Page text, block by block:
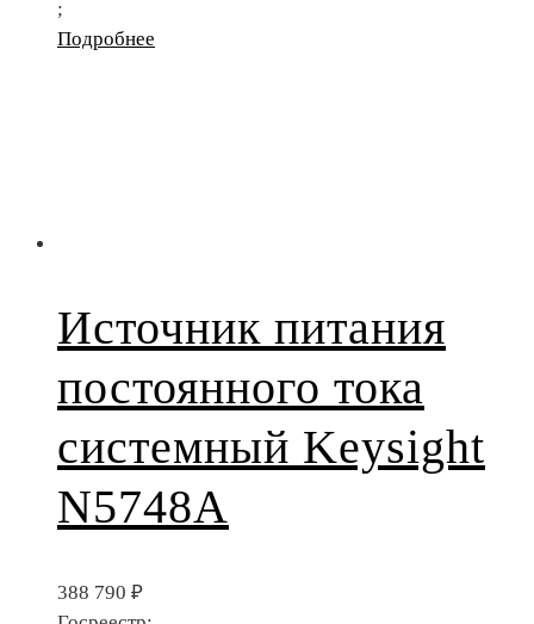
;
Подробнее
Источник питания
постоянного тока
системный Keysight
N5748A
388 790 ₽